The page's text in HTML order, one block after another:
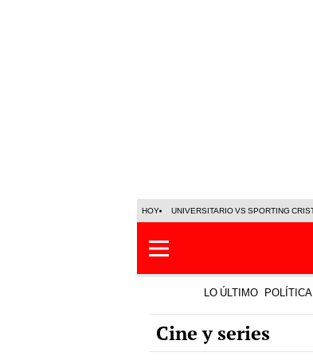
HOY UNIVERSITARIO VS SPORTING
LO ÚLTIMO POLÍTICA
Cine y series